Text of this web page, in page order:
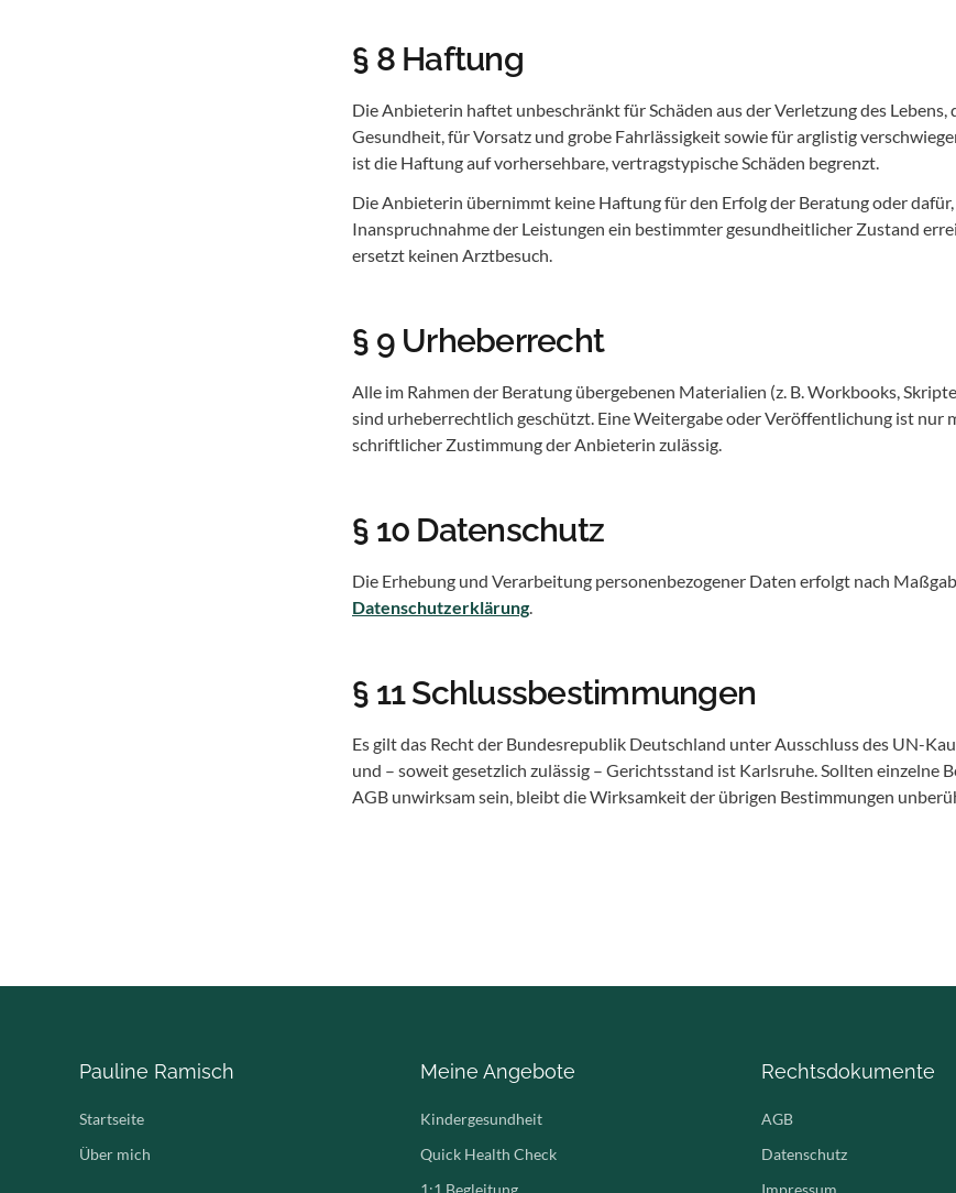
§ 8 Haftung
Die Anbieterin haftet unbeschränkt für Schäden aus der Verletzung des Lebens,
Gesundheit, für Vorsatz und grobe Fahrlässigkeit sowie für arglistig
ist die Haftung auf vorhersehbare, vertragstypische Schäden begrenzt.
Die Anbieterin übernimmt keine Haftung für den Erfolg der Beratung oder dafür,
Inanspruchnahme der Leistungen ein bestimmter gesundheitlicher Zustand
ersetzt keinen Arztbesuch.
§ 9 Urheberrecht
Alle im Rahmen der Beratung übergebenen Materialien (z. B. Workbooks,
sind urheberrechtlich geschützt. Eine Weitergabe oder Veröffentlichung ist nur
schriftlicher Zustimmung der Anbieterin zulässig.
§ 10 Datenschutz
Die Erhebung und Verarbeitung personenbezogener Daten erfolgt nach
Datenschutzerklärung.
§ 11 Schlussbestimmungen
Es gilt das Recht der Bundesrepublik Deutschland unter Ausschluss des UN-
und – soweit gesetzlich zulässig – Gerichtsstand ist Karlsruhe. Sollten einzelne
AGB unwirksam sein, bleibt die Wirksamkeit der übrigen Bestimmungen
Pauline Ramisch
Startseite
Über mich
Meine Angebote
Kindergesundheit
Quick Health Check
1:1 Begleitung
Rechtsdokumente
AGB
Datenschutz
Impressum